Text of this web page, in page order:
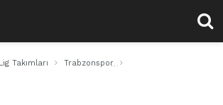
Takımları Trabzonspor